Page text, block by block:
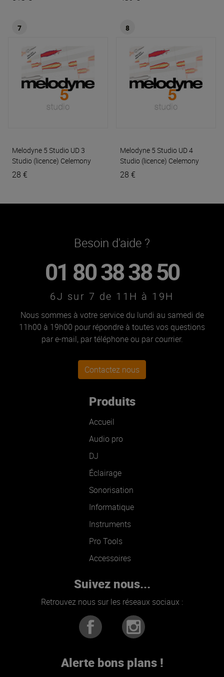
7
Melodyne 5 Studio UD 3
Studio (licence) Celemony
28 €
8
Melodyne 5 Studio UD 4
Studio (licence) Celemony
28 €
Besoin d'aide ?
01 80 38 38 50
6J sur 7 de 11H à 19H
Nous sommes à votre service du lundi au samedi de
11h00 à 19h00 pour répondre à toutes vos questions
par e-mail, par téléphone ou par courrier.
Contactez nous
Produits
Accueil
Audio pro
DJ
Éclairage
Sonorisation
Informatique
Instruments
Pro Tools
Accessoires
Suivez nous...
Retrouvez nous sur les réseaux sociaux :
Alerte bons plans !